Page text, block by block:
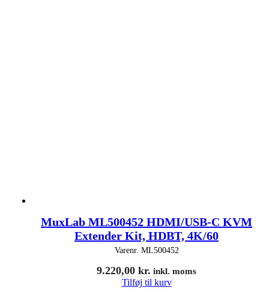
MuxLab ML500452 HDMI/USB-C KVM
Extender Kit, HDBT, 4K/60
Varenr. ML500452
9.220,00 kr. inkl. moms
Tilføj til kurv